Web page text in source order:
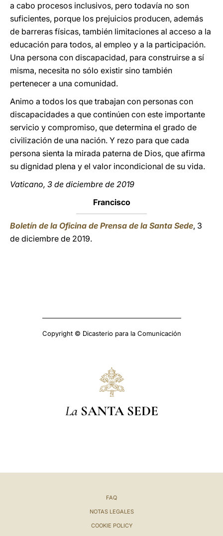
a cabo procesos inclusivos, pero todavía no son
suficientes, porque los prejuicios producen, además
de barreras físicas, también limitaciones al acceso a la
educación para todos, al empleo y a la participación.
Una persona con discapacidad, para construirse a sí
misma, necesita no sólo existir sino también
pertenecer a una comunidad.
Animo a todos los que trabajan con personas con
discapacidades a que continúen con este importante
servicio y compromiso, que determina el grado de
civilización de una nación. Y rezo para que cada
persona sienta la mirada paterna de Dios, que afirma
su dignidad plena y el valor incondicional de su vida.
Vaticano, 3 de diciembre de 2019
Francisco
Boletín de la Oficina de Prensa de la Santa Sede, 3
de diciembre de 2019.
Copyright © Dicasterio para la Comunicación
La SANTA SEDE
FAQ
NOTAS LEGALES
COOKIE POLICY